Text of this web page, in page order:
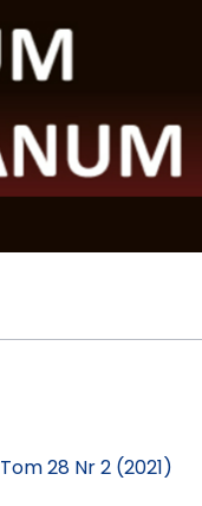
Tom 28 Nr 2 (2021)